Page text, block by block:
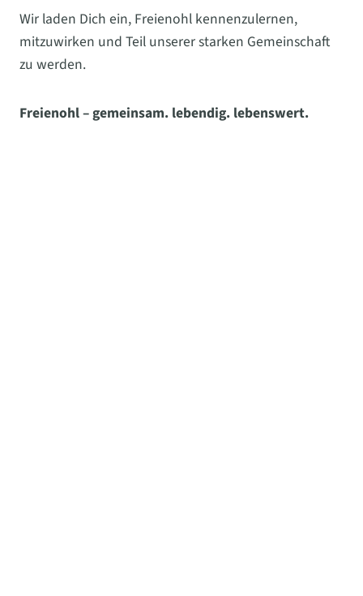
Wir laden Dich ein, Freienohl kennenzulernen,
mitzuwirken und Teil unserer starken Gemeinschaft
zu werden.
Freienohl – gemeinsam. lebendig. lebenswert.